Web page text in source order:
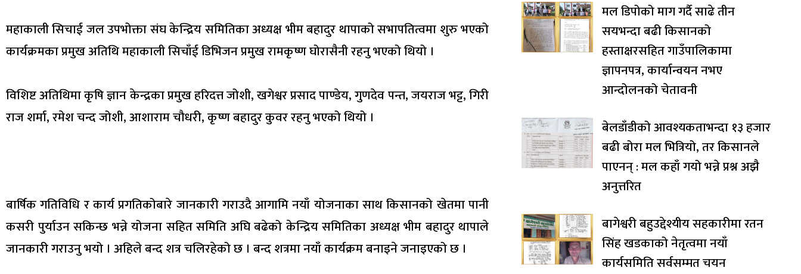
महाकाली सिचाई जल उपभोक्ता संघ केन्द्रिय समितिका अध्यक्ष भीम बहादुर थापाको सभापतित्वमा शुरु भएको
कार्यक्रमका प्रमुख अतिथि महाकाली सिचाँई डिभिजन प्रमुख रामकृष्ण घोरासैनी रहनु भएको थियो ।
विशिष्ट अतिथिमा कृषि ज्ञान केन्द्रका प्रमुख हरिदत्त जोशी, खगेश्वर प्रसाद पाण्डेय, गुणदेव पन्त, जयराज भट्ट, गिरी
राज शर्मा, रमेश चन्द जोशी, आशाराम चौधरी, कृष्ण बहादुर कुवर रहनु भएको थियो ।
बार्षिक गतिविधि र कार्य प्रगतिकोबारे जानकारी गराउदै आगामि नयाँ योजनाका साथ किसानको खेतमा पानी
कसरी पुर्याउन सकिन्छ भन्ने योजना सहित समिति अघि बढेको केन्द्रिय समितिका अध्यक्ष भीम बहादुर थापाले
जानकारी गराउनु भयो । अहिले बन्द शत्र चलिरहेको छ । बन्द शत्रमा नयाँ कार्यक्रम बनाइने जनाइएको छ ।
मल डिपोको माग गर्दै साढे तीन
सयभन्दा बढी किसानको
हस्ताक्षरसहित गाउँपालिकामा
ज्ञापनपत्र, कार्यान्वयन नभए
आन्दोलनको चेतावनी
बेलडाँडीको आवश्यकताभन्दा १३ हजार
बढी बोरा मल भित्रियो, तर किसानले
पाएनन् : मल कहाँ गयो भन्ने प्रश्न अझै
अनुत्तरित
बागेश्वरी बहुउद्देश्यीय सहकारीमा रतन
सिंह खडकाको नेतृत्वमा नयाँ
कार्यसमिति सर्वसम्मत चयन